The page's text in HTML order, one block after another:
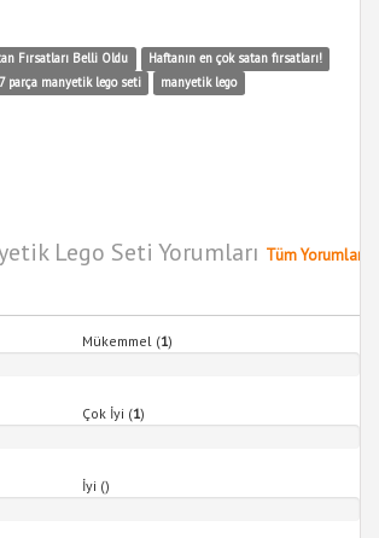
Fırsatları Belli Oldu
Haftanın en çok satan fırsatları!
parça manyetik lego seti
manyetik lego
Lego Seti Yorumları Tüm Yorumlar
Mükemmel (1)
Çok İyi (1)
İyi ()